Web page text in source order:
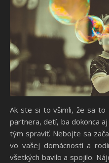
Ak ste si to všimli, že sa to
partnera, detí, ba dokonca
tým spraviť. Nebojte sa
vo vašej domácnosti a
všetkých bavilo a spojilo.